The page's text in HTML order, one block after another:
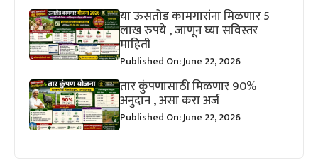
या ऊसतोड कामगारांना मिळणार 5
लाख रुपये , जाणून घ्या सविस्तर
माहिती
Published On: June 22, 2026
तार कुंपणासाठी मिळणार 90%
अनुदान , असा करा अर्ज
Published On: June 22, 2026